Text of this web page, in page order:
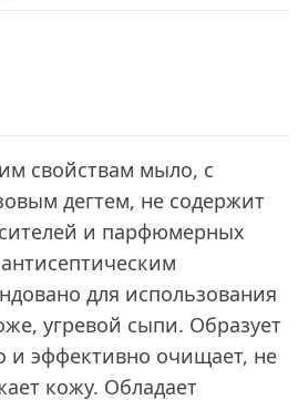
свойствам мыло, с
дегтем, не содержит
и парфюмерных
для использования
угревой сыпи. Образует
и эффективно очищает, не
кожу. Обладает